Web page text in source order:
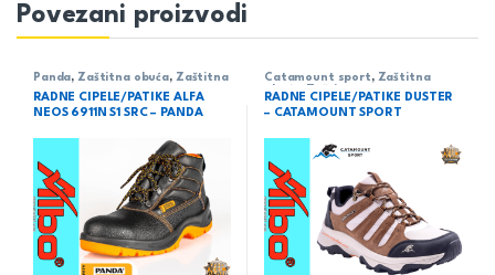
Povezani proizvodi
Panda, Zaštitna obuća, Zaštitna
RADNE CIPELE/PATIKE ALFA
NEOS 6911N S1 SRC – PANDA
Catamount sport , Zaštitna
RADNE CIPELE/PATIKE DUSTER
– CATAMOUNT SPORT